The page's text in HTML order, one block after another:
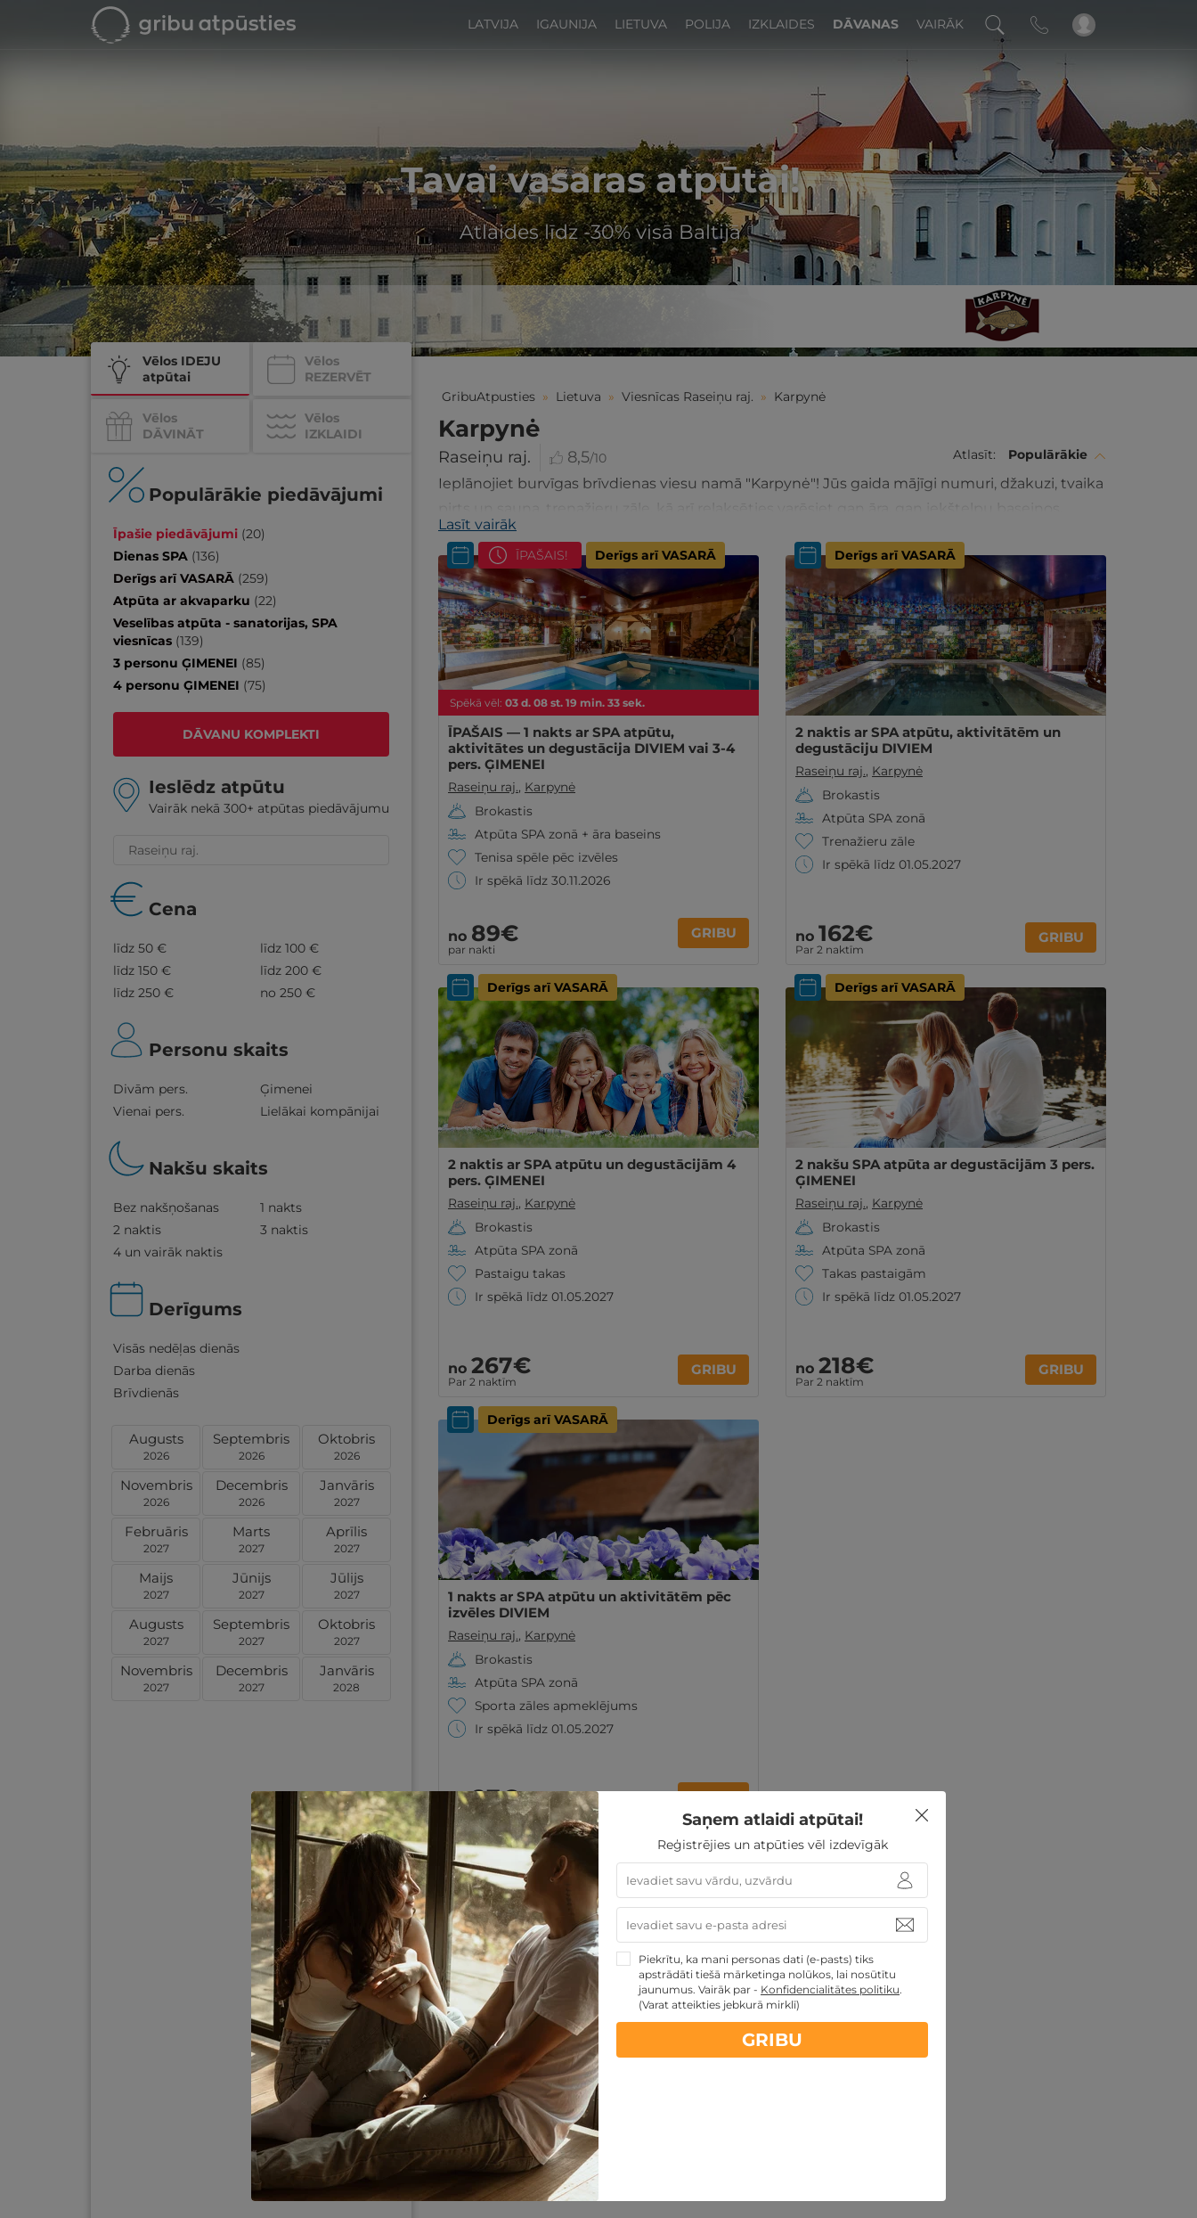
LATVIJA IGAUNIJA LIETUVA POLIJA IZKLAIDES DĀVANAS VAIRĀK
Tavai vasaras atpūtai!
Atlaides līdz -30% visā Baltijā
GribuAtpusties » Lietuva » Viesnīcas Raseiņu raj. » Karpynė
Vēlos IDEJU
atpūtai
Vēlos
REZERVĒT
Vēlos
DĀVINĀT
Vēlos
IZKLAIDI
Populārākie piedāvājumi
Īpašie piedāvājumi (20)
Dienas SPA (136)
Derīgs arī VASARĀ (259)
Atpūta ar akvaparku (22)
Veselības atpūta - sanatorijas, SPA
viesnīcas (139)
3 personu ĢIMENEI (85)
4 personu ĢIMENEI (75)
DĀVANU KOMPLEKTI
Ieslēdz atpūtu
Vairāk nekā 300+ atpūtas piedāvājumu
Cena
līdz 50 €
līdz 100 €
līdz 150 €
līdz 200 €
līdz 250 €
no 250 €
Personu skaits
Divām pers.
Ģimenei
Vienai pers.
Lielākai kompānijai
Nakšu skaits
Bez nakšņošanas
1 nakts
2 naktis
3 naktis
4 un vairāk naktis
Derīgums
Visās nedēļas dienās
Darba dienās
Brīvdienās
Augusts
2026
Septembris
2026
Oktobris
2026
Novembris
2026
Decembris
2026
Janvāris
2027
Februāris
2027
Marts
2027
Aprīlis
2027
Maijs
2027
Jūnijs
2027
Jūlijs
2027
Augusts
2027
Septembris
2027
Oktobris
2027
Novembris
2027
Decembris
2027
Janvāris
2028
Atlasīt: Populārākie
Karpynė
Raseiņu raj. 8,5/10
Ieplānojiet burvīgas brīvdienas viesu namā "Karpynė"! Jūs gaida mājīgi numuri, džakuzi, tvaika
Savukārt restorānā esat laipni aicināti ieturēt gardu maltīti. Viesu namam ir ērta atrašanās
vieta - tas atrodas netālu no Lietuvas galvenās automaģistrāles Viļņa-Klaipēda.
Lasīt vairāk
Spēkā vēl: 03 d. 08 st. 19 min. 32 sek.
ĪPAŠAIS! Derīgs arī VASARĀ
ĪPAŠAIS — 1 nakts ar SPA atpūtu,
aktivitātes un degustācija DIVIEM vai 3-4
pers. ĢIMENEI
Raseiņu raj., Karpynė
Brokastis
Atpūta SPA zonā + āra baseins
Tenisa spēle pēc izvēles
Ir spēkā līdz 30.11.2026
no 89€
par nakti
GRIBU
Derīgs arī VASARĀ
2 naktis ar SPA atpūtu, aktivitātēm un
degustāciju DIVIEM
Raseiņu raj., Karpynė
Brokastis
Atpūta SPA zonā
Trenažieru zāle
Ir spēkā līdz 01.05.2027
no 162€
Par 2 naktīm
GRIBU
Derīgs arī VASARĀ
2 naktis ar SPA atpūtu un degustācijām 4
pers. ĢIMENEI
Raseiņu raj., Karpynė
Brokastis
Atpūta SPA zonā
Pastaigu takas
Ir spēkā līdz 01.05.2027
no 267€
Par 2 naktīm
GRIBU
Derīgs arī VASARĀ
2 nakšu SPA atpūta ar degustācijām 3 pers.
ĢIMENEI
Raseiņu raj., Karpynė
Brokastis
Atpūta SPA zonā
Takas pastaigām
Ir spēkā līdz 01.05.2027
no 218€
Par 2 naktīm
GRIBU
Derīgs arī VASARĀ
1 nakts ar SPA atpūtu un aktivitātēm pēc
izvēles DIVIEM
Raseiņu raj., Karpynė
Brokastis
Atpūta SPA zonā
Sporta zāles apmeklējums
Ir spēkā līdz 01.05.2027
no87€
par nakti
GRIBU
Saņem atlaidi atpūtai!
Reģistrējies un atpūties vēl izdevīgāk
Piekrītu, ka mani personas dati (e-pasts) tiks
apstrādāti tiešā mārketinga nolūkos, lai nosūtītu
jaunumus. Vairāk par - Konfidencialitātes politiku.
(Varat atteikties jebkurā mirklī)
GRIBU